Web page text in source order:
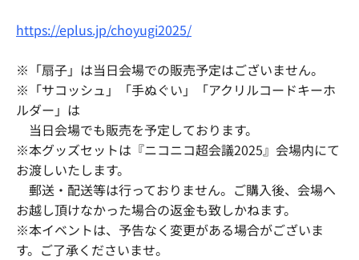
https://eplus.jp/choyugi2025/
※「扇子」は当日会場での販売予定はございません。
※「サコッシュ」「手ぬぐい」「アクリルコードキーホ
ルダー」は
当日会場でも販売を予定しております。
※本グッズセットは『ニコニコ超会議2025』会場内にて
お渡しいたします。
郵送・配送等は行っておりません。ご購入後、会場へ
お越し頂けなかった場合の返金も致しかねます。
※本イベントは、予告なく変更がある場合がございま
す。ご了承くださいませ。